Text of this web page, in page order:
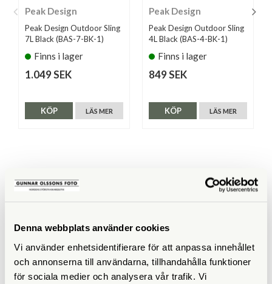
Denna webbplats använder cookies
Vi använder enhetsidentifierare för att anpassa innehållet
och annonserna till användarna, tillhandahålla funktioner
för sociala medier och analysera vår trafik. Vi
Peak Design
Peak Design Outdoor Sling
7L Black (BAS-7-BK-1)
Finns i lager
1.049 SEK
LÄS MER
KÖP
Peak Design
Peak Design Outdoor Sling
4L Black (BAS-4-BK-1)
Finns i lager
849 SEK
LÄS MER
KÖP
SPECIFIKATIONER
Vikt (g) 330